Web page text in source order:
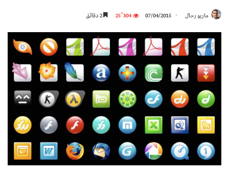
ماريو رحال 07/04/2015 25٬304